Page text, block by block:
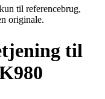
til referencebrug,
originale.
til